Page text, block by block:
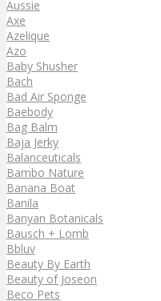
Aussie
Axe
Azelique
Azo
Baby Shusher
Bach
Bad Air Sponge
Baebody
Bag Balm
Baja Jerky
Balanceuticals
Bambo Nature
Banana Boat
Banila
Banyan Botanicals
Bausch + Lomb
Bbluv
Beauty By Earth
Beauty of Joseon
Beco Pets